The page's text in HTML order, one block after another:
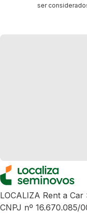
ser
LOCALIZA Rent a Car
CNPJ nº 16.670.085/